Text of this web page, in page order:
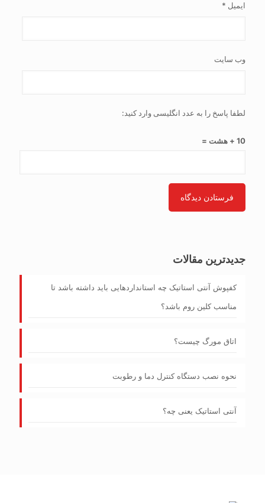
ایمیل *
وب‌ سایت
لطفا پاسخ را به عدد انگلیسی وارد کنید:
10 + هشت =
جدیدترین مقالات
کفپوش آنتی‌ استاتیک چه استانداردهایی باید داشته باشد تا
مناسب کلین روم باشد؟
اتاق مورگ چیست؟
نحوه نصب دستگاه کنترل دما و رطوبت
آنتی استاتیک یعنی چه؟